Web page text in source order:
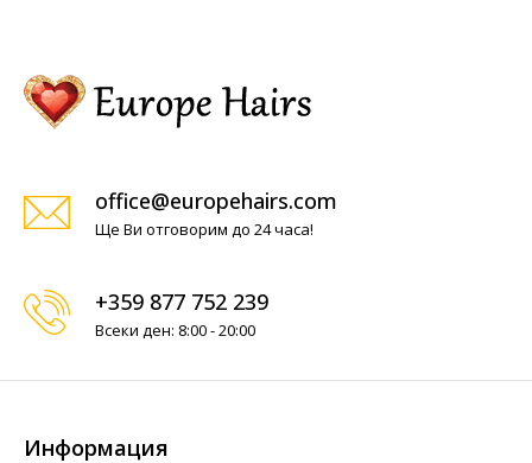
office@europehairs.com
Ще Ви отговорим до 24 часа!
+359 877 752 239
Всеки ден: 8:00 - 20:00
Информация